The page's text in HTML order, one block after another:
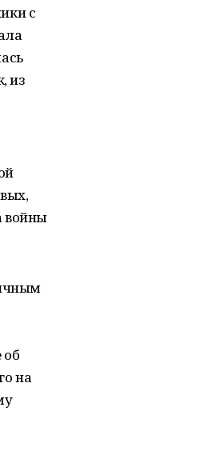
с
из
войны
об
на